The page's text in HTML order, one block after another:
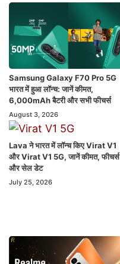
Samsung Galaxy F70 Pro 5G
भारत में हुआ लॉन्च: जानें कीमत,
6,000mAh बैटरी और सभी फीचर्स
August 3, 2026
Lava ने भारत में लॉन्च किए Virat V1
और Virat V1 5G, जानें कीमत, फीचर्स
और सेल डेट
July 25, 2026